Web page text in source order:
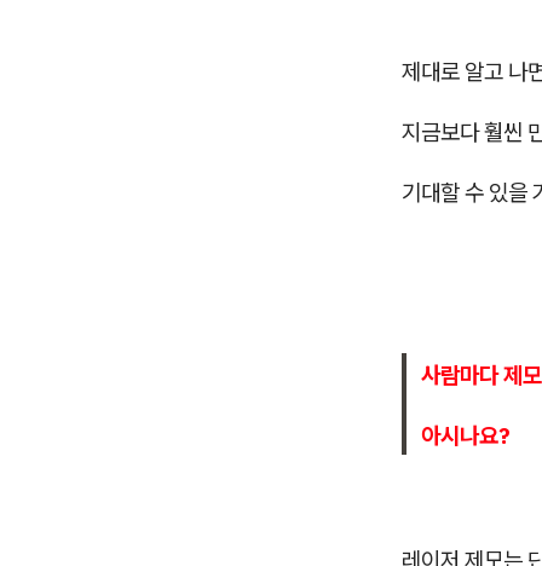
제대로 알고 나
지금보다 훨씬
기대할 수 있을
사람마다 제
아시나요?
레이저 제모는